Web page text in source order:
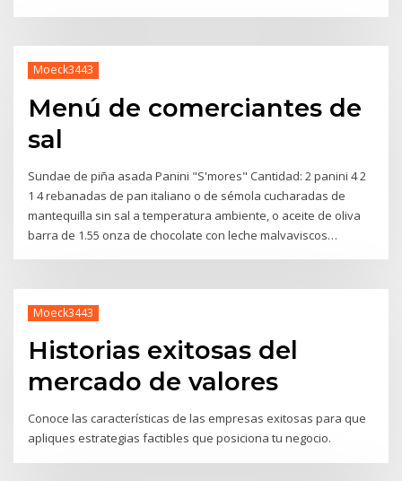
Moeck3443
Menú de comerciantes de
sal
Sundae de piña asada Panini "S'mores" Cantidad: 2 panini 4 2
1 4 rebanadas de pan italiano o de sémola cucharadas de
mantequilla sin sal a temperatura ambiente, o aceite de oliva
barra de 1.55 onza de chocolate con leche malvaviscos…
Moeck3443
Historias exitosas del
mercado de valores
Conoce las características de las empresas exitosas para que
apliques estrategias factibles que posiciona tu negocio.